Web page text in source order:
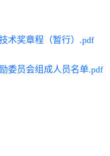
术奖章程（暂行）.pdf
委员会组成人员名单.pdf